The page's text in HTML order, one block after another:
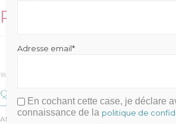
Related Stories
18 janvier 2018
Quelques crédits d’impôt forts
Afin d’encourager le développement des services à
Adresse email*
En cochant cette case, je déclare
connaissance de la politique de